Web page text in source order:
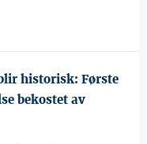
historisk: Første
bekostet av